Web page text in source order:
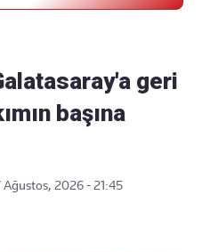
geri
başına
Ağustos, 2026 - 21:45